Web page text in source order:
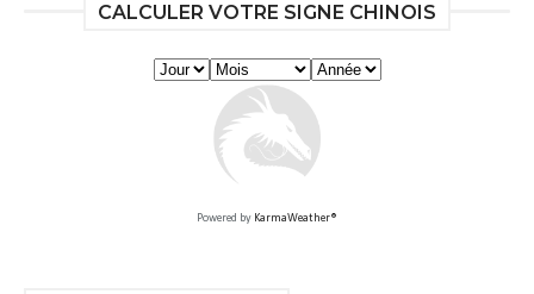
CALCULER VOTRE SIGNE CHINOIS
Powered by KarmaWeather®